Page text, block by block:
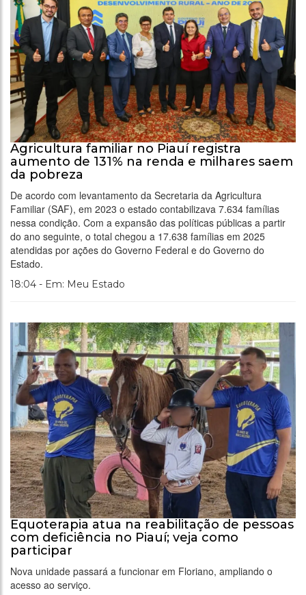
Agricultura familiar no Piauí registra
aumento de 131% na renda e milhares saem
da pobreza
De acordo com levantamento da Secretaria da Agricultura
Familiar (SAF), em 2023 o estado contabilizava 7.634 famílias
nessa condição. Com a expansão das políticas públicas a partir
do ano seguinte, o total chegou a 17.638 famílias em 2025
atendidas por ações do Governo Federal e do Governo do
Estado.
18:04 - Em: Meu Estado
Equoterapia atua na reabilitação de pessoas
com deficiência no Piauí; veja como
participar
Nova unidade passará a funcionar em Floriano, ampliando o
acesso ao serviço.